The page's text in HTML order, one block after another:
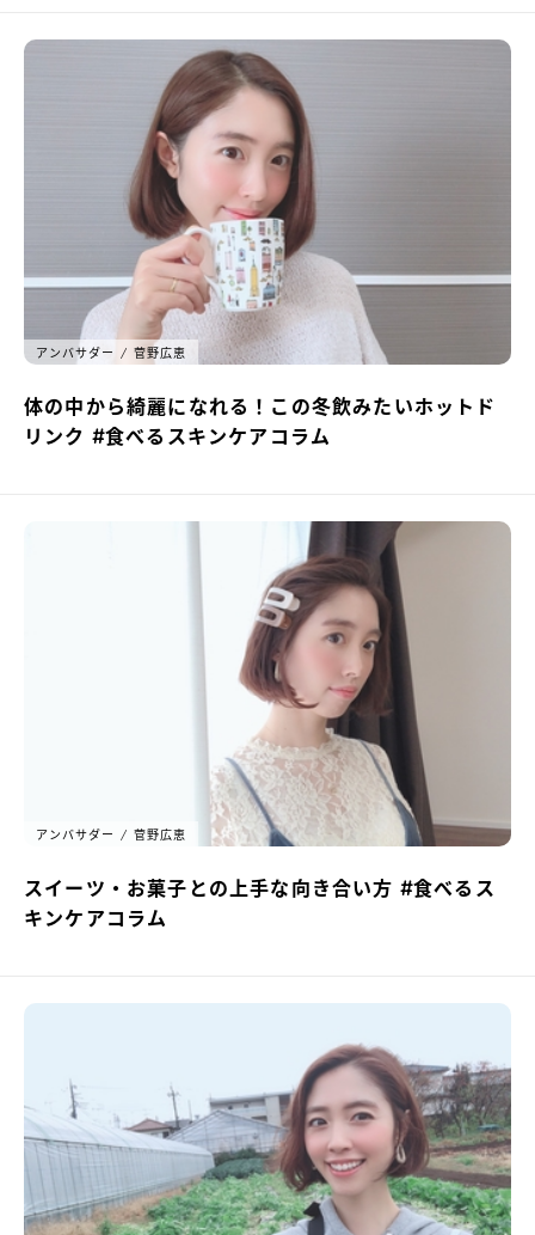
アンバサダー 菅野広恵
体の中から綺麗になれる！この冬飲みたいホットド
リンク #食べるスキンケアコラム
アンバサダー 菅野広恵
スイーツ・お菓子との上手な向き合い方 #食べるス
キンケアコラム